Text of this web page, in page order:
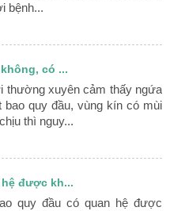
bệnh...
có ...
thường xuyên cảm thấy ngứa
bao quy đầu, vùng kín có mùi
thì nguy...
được kh...
quy đầu có quan hệ được